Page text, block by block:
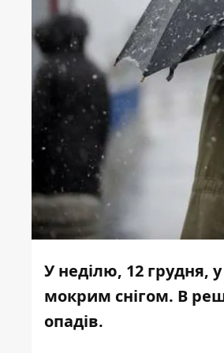
У неділю, 12 грудня,
мокрим снігом. В
опадів.